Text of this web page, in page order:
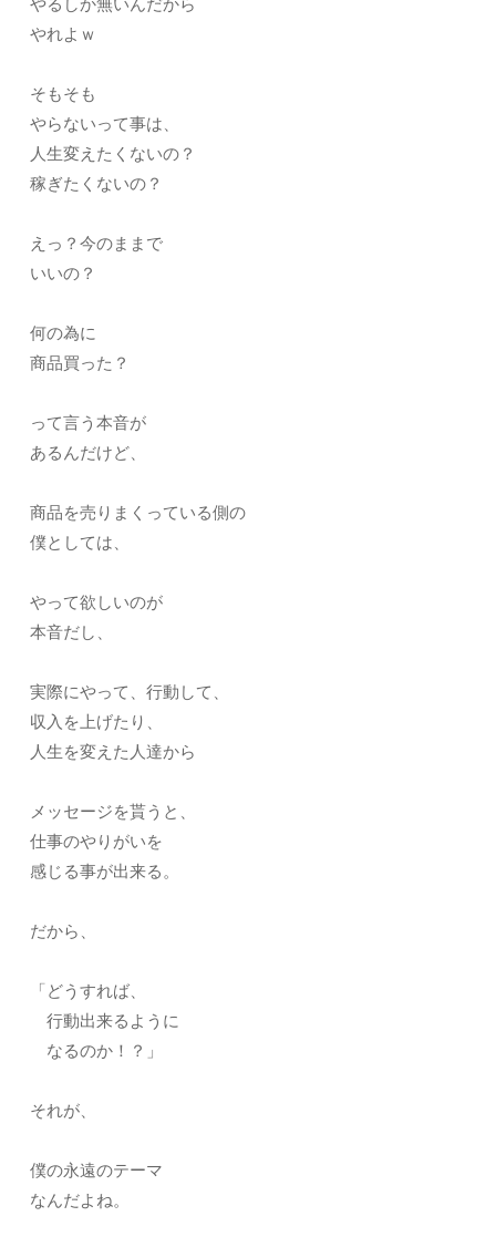
やれよｗ
そもそも
やらないって事は、
人生変えたくないの？
稼ぎたくないの？
えっ？今のままで
いいの？
何の為に
商品買った？
って言う本音が
あるんだけど、
商品を売りまくっている側の
僕としては、
やって欲しいのが
本音だし、
実際にやって、行動して、
収入を上げたり、
人生を変えた人達から
メッセージを貰うと、
仕事のやりがいを
感じる事が出来る。
だから、
「どうすれば、
行動出来るように
なるのか！？」
それが、
僕の永遠のテーマ
なんだよね。